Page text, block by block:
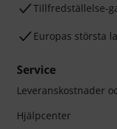
Tillfredställelse-
Europas största
Service
Leveranskostnader
Hjälpcenter